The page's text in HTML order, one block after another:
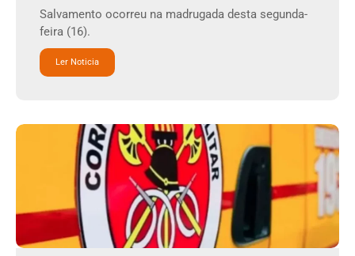
Salvamento ocorreu na madrugada desta segunda-
feira (16).
Ler Noticia